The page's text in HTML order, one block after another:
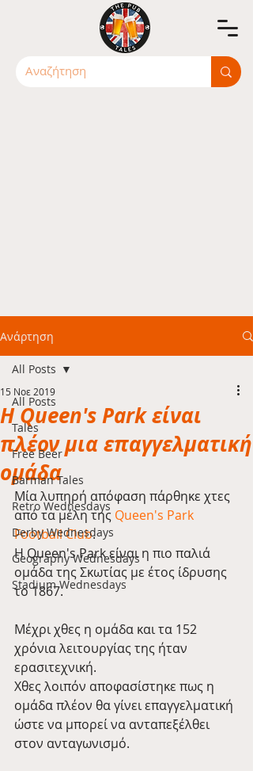
Ανάρτηση
All Posts
Tales
Free Beer
Barman Tales
Retro Wednesdays
Derby Wednesdays
Geography Wednesdays
Stadium Wednesdays
All Posts
Η Queen's Park είναι
πλέον μια επαγγελματική
ομάδα
15 Νοε 2019
Μία λυπηρή απόφαση πάρθηκε χτες
από τα μέλη της Queen's Park
Football Club.
H Queen's Park είναι η πιο παλιά
ομάδα της Σκωτίας με έτος ίδρυσης
το 1867.
Μέχρι χθες η ομάδα και τα 152
χρόνια λειτουργίας της ήταν
ερασιτεχνική.
Χθες λοιπόν αποφασίστηκε πως η
ομάδα πλέον θα γίνει επαγγελματική
ώστε να μπορεί να ανταπεξέλθει
στον ανταγωνισμό.